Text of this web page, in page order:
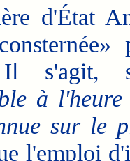
d'État
Il
à
sur le
l'emploi